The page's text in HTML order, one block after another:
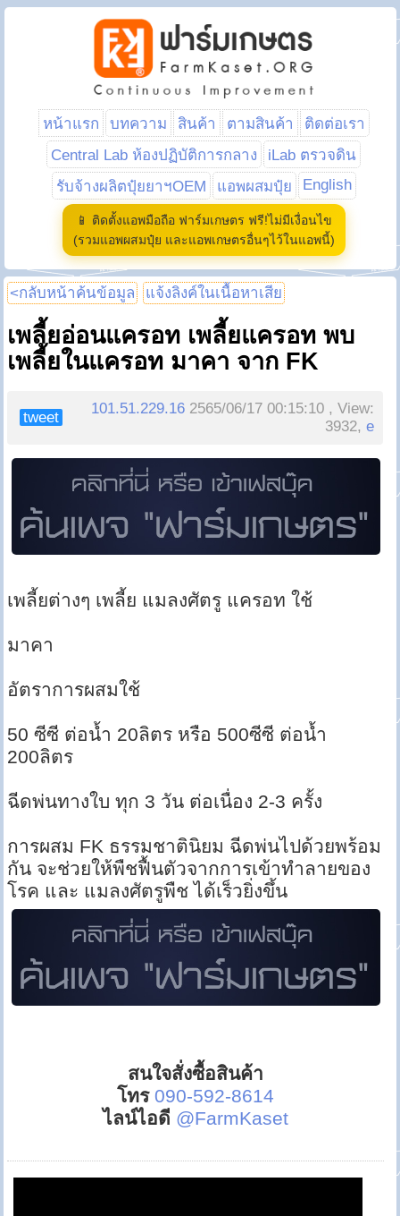
หน้าแรก บทความ สินค้า ตามสินค้า
ติดต่อเรา
Central Lab ห้องปฏิบัติการกลาง
iLab ตรวจดิน
รับจ้างผลิตปุ๋ยยาฯOEM
แอพผสมปุ๋ย English
📱 ติดตั้งแอพมือถือ ฟาร์มเกษตร ฟรี!ไม่มีเงื่อนไข
(รวมแอพผสมปุ๋ย และแอพเกษตรอื่นๆไว้ในแอพนี้)
<กลับหน้าค้นข้อมูล แจ้งลิงค์ในเนื้อหาเสีย
เพลี้ยอ่อนแครอท เพลี้ยแครอท พบ
เพลี้ยในแครอท มาคา จาก FK
tweet
101.51.229.16 2565/06/17 00:15:10 , View:
3932,e
เพลี้ยต่างๆ เพลี้ย แมลงศัตรู แครอท ใช้
มาคา
อัตราการผสมใช้
50 ซีซี ต่อน้ำ 20ลิตร หรือ 500ซีซี ต่อน้ำ
200ลิตร
ฉีดพ่นทางใบ ทุก 3 วัน ต่อเนื่อง 2-3 ครั้ง
การผสม FK ธรรมชาตินิยม ฉีดพ่นไปด้วยพร้อม
กัน จะช่วยให้พืชฟื้นตัวจากการเข้าทำลายของ
โรค และ แมลงศัตรูพืช ได้เร็วยิ่งขึ้น
สนใจสั่งซื้อสินค้า
โทร 090-592-8614
ไลน์ไอดี @FarmKaset